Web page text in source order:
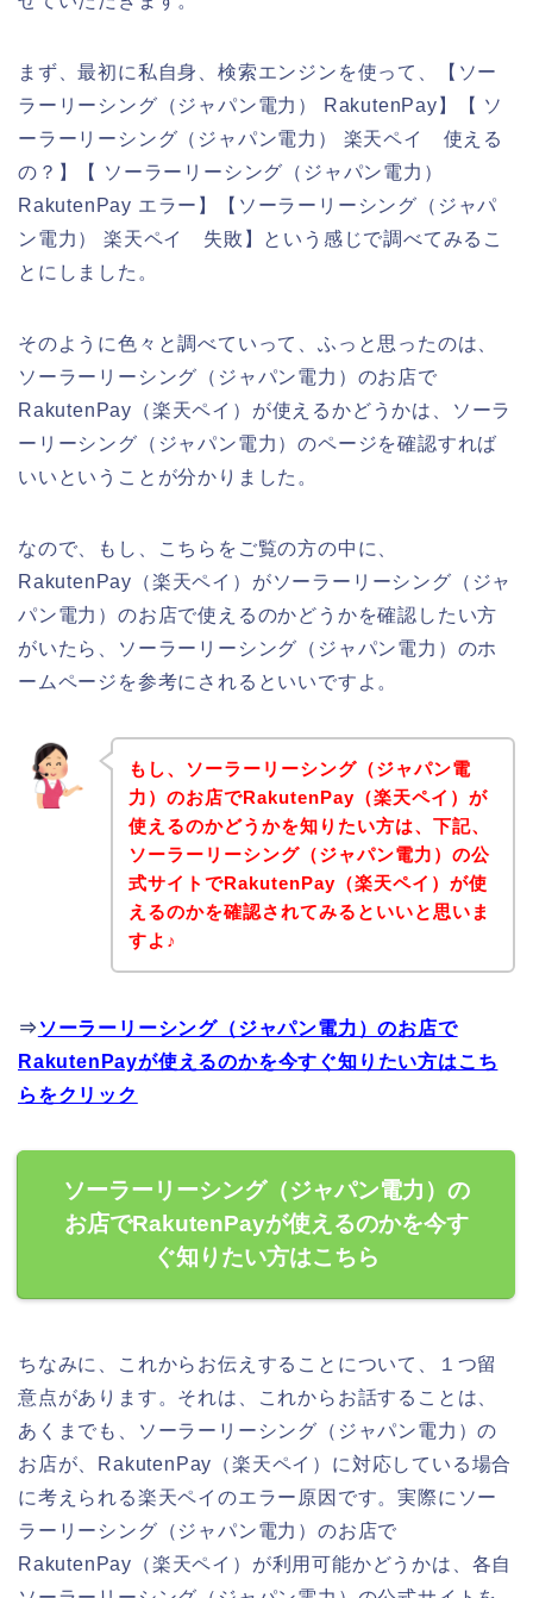
まず、最初に私自身、検索エンジンを使って、【ソー
ラーリーシング（ジャパン電力） RakutenPay】【 ソ
ーラーリーシング（ジャパン電力） 楽天ペイ 使える
の？】【 ソーラーリーシング（ジャパン電力）
RakutenPay エラー】【ソーラーリーシング（ジャパ
ン電力） 楽天ペイ 失敗】という感じで調べてみるこ
とにしました。
そのように色々と調べていって、ふっと思ったのは、
ソーラーリーシング（ジャパン電力）のお店で
RakutenPay（楽天ペイ）が使えるかどうかは、ソーラ
ーリーシング（ジャパン電力）のページを確認すれば
いいということが分かりました。
なので、もし、こちらをご覧の方の中に、
RakutenPay（楽天ペイ）がソーラーリーシング（ジャ
パン電力）のお店で使えるのかどうかを確認したい方
がいたら、ソーラーリーシング（ジャパン電力）のホ
ームページを参考にされるといいですよ。
もし、ソーラーリーシング（ジャパン電
力）のお店でRakutenPay（楽天ペイ）が
使えるのかどうかを知りたい方は、下記、
ソーラーリーシング（ジャパン電力）の公
式サイトでRakutenPay（楽天ペイ）が使
えるのかを確認されてみるといいと思いま
すよ♪
⇒ ソーラーリーシング（ジャパン電力）のお店で
RakutenPayが使えるのかを今すぐ知りたい方はこち
らをクリック
ソーラーリーシング（ジャパン電力）の
お店でRakutenPayが使えるのかを今す
ぐ知りたい方はこちら
ちなみに、これからお伝えすることについて、１つ留
意点があります。それは、これからお話することは、
あくまでも、ソーラーリーシング（ジャパン電力）の
お店が、RakutenPay（楽天ペイ）に対応している場合
に考えられる楽天ペイのエラー原因です。実際にソー
ラーリーシング（ジャパン電力）のお店で
RakutenPay（楽天ペイ）が利用可能かどうかは、各自